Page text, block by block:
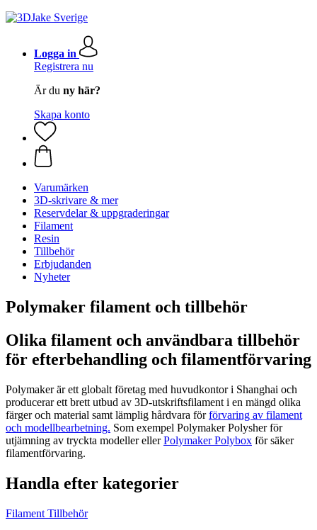
Logga in
Registrera nu
Är du ny här?
Skapa konto
Varumärken
3D-skrivare & mer
Reservdelar & uppgraderingar
Filament
Resin
Tillbehör
Erbjudanden
Nyheter
Polymaker filament och tillbehör
Olika filament och användbara tillbehör
för efterbehandling och filamentförvaring
Polymaker är ett globalt företag med huvudkontor i Shanghai och
producerar ett brett utbud av 3D-utskriftsfilament i en mängd olika
färger och material samt lämplig hårdvara förförvaring av filament
och modellbearbetning. Som exempel Polymaker Polysher för
utjämning av tryckta modeller ellerPolymaker Polybox för säker
filamentförvaring.
Handla efter kategorier
Filament Tillbehör